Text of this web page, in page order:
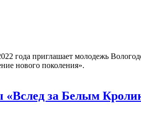
года приглашает молодежь
нового поколения».
«Вслед за Белым